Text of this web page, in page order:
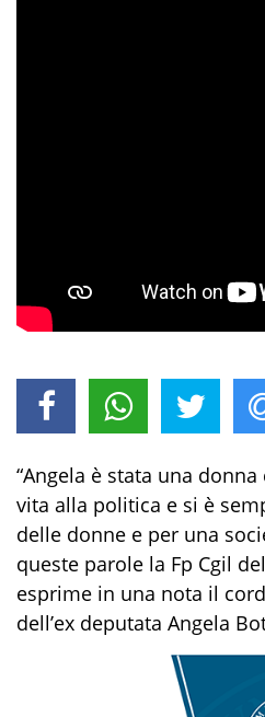
“Angela è stata una
vita alla politica e si è
delle donne e per una
queste parole la Fp Cgil
esprime in una nota il
dell’ex deputata Angela